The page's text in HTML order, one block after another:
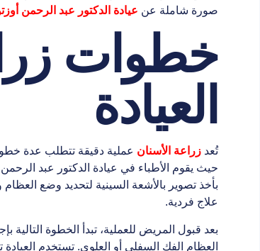
صورة شاملة عن عيادة الدكتور عبد الرحمن
خطوات
العيادة
تُعد زراعة الأسنان عملية دقيقة تتطلب عدة
حيث يقوم الأطباء في عيادة الدكتور عبد
بأخذ تصوير بالأشعة السينية لتحديد وضع
علاج فردية.
بعد قبول المريض للعملية، تبدأ الخطوة التالية
العظام الفك السفلي أو العلوي. تستخدم العيادة